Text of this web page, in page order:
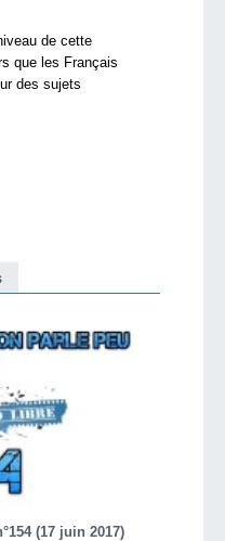
de cette
que les Français
des sujets
(17 juin 2017)